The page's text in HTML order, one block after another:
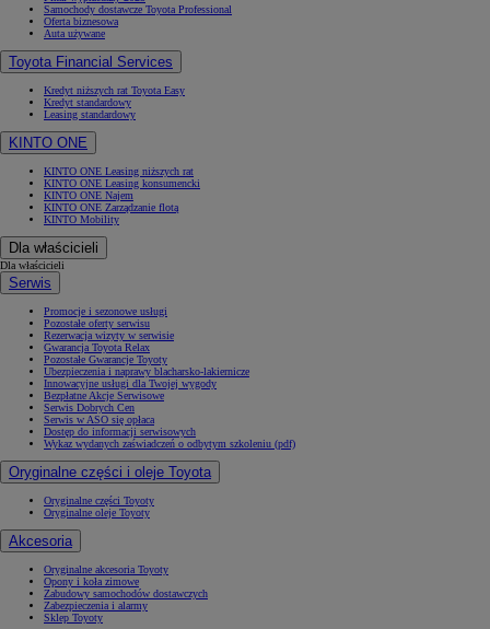
Samochody dostawcze Toyota Professional
Oferta biznesowa
Auta używane
Toyota Financial Services
Kredyt niższych rat Toyota Easy
Kredyt standardowy
Leasing standardowy
KINTO ONE
KINTO ONE Leasing niższych rat
KINTO ONE Leasing konsumencki
KINTO ONE Najem
KINTO ONE Zarządzanie flotą
KINTO Mobility
Dla właścicieli
Dla właścicieli
Serwis
Promocje i sezonowe usługi
Pozostałe oferty serwisu
Rezerwacja wizyty w serwisie
Gwarancja Toyota Relax
Pozostałe Gwarancje Toyoty
Ubezpieczenia i naprawy blacharsko-lakiernicze
Innowacyjne usługi dla Twojej wygody
Bezpłatne Akcje Serwisowe
Serwis Dobrych Cen
Serwis w ASO się opłaca
Dostęp do informacji serwisowych
Wykaz wydanych zaświadczeń o odbytym szkoleniu (pdf)
Oryginalne części i oleje Toyota
Oryginalne części Toyoty
Oryginalne oleje Toyoty
Akcesoria
Oryginalne akcesoria Toyoty
Opony i koła zimowe
Zabudowy samochodów dostawczych
Zabezpieczenia i alarmy
Sklep Toyoty